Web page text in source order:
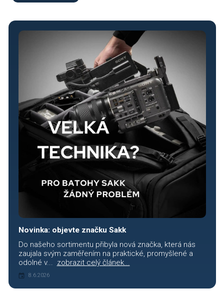
Novinka: objevte značku Sakk
Do našeho sortimentu přibyla nová značka, která nás
zaujala svým zaměřením na praktické, promyšlené a
odolné v... zobrazit celý článek...
8.6.2026